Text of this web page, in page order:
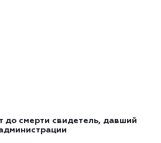
до смерти свидетель, давший